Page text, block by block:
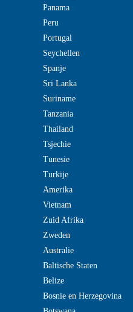
Panama
Peru
Portugal
Seychellen
Spanje
Sri Lanka
Suriname
Tanzania
Thailand
Tsjechie
Tunesie
Turkije
Amerika
Vietnam
Zuid Afrika
Zweden
Australie
Baltische Staten
Belize
Bosnie en Herzegovina